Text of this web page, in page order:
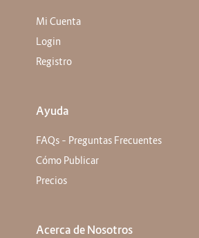
Mi Cuenta
Login
Registro
Ayuda
FAQs – Preguntas Frecuentes
Cómo Publicar
Precios
Acerca de Nosotros